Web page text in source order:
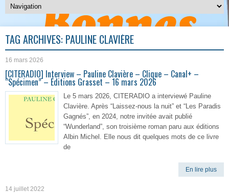
TAG ARCHIVES: PAULINE CLAVIÈRE
16 mars 2026
[CITERADIO] Interview – Pauline Clavière – Clique – Canal+ –
“Spécimen” – Éditions Grasset – 16 mars 2026
Le 5 mars 2026, CITERADIO a interviewé Pauline
Clavière. Après “Laissez-nous la nuit” et “Les Paradis
Gagnés”, en 2024, notre invitée avait publié
“Wunderland”, son troisième roman paru aux éditions
Albin Michel. Elle nous dit quelques mots de ce livre
de
En lire plus
14 juillet 2022